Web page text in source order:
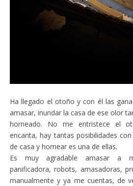
Ha llegado el otoño y con él las
amasar, inundar la casa de ese olor
horneado. No me entristece el
encanta, hay tantas posibilidades
de casa y hornear es una de ellas.
Es muy agradable amasar a
panificadora, robots, amasadoras,
manualmente y ya me cuentas, de